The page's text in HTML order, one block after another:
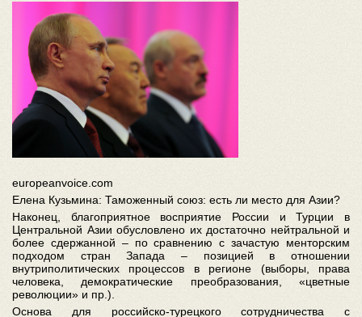
europeanvoice.com
Елена Кузьмина: Таможенный союз: есть ли место для Азии?
Наконец, благоприятное восприятие России и Турции в
Центральной Азии обусловлено их достаточно нейтральной и
более сдержанной – по сравнению с зачастую менторским
подходом стран Запада – позицией в отношении
внутриполитических процессов в регионе (выборы, права
человека, демократические преобразования, «цветные
революции» и пр.).
Основа для российско-турецкого сотрудничества с